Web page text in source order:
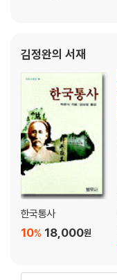
김정완의 서재
한국통사
10% 18,000원